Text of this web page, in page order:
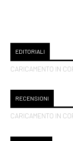
EDITORIALI
CARICAMENTO IN
RECENSIONI
CARICAMENTO IN